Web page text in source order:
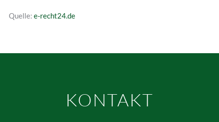
Quelle: e-recht24.de
KONTAKT